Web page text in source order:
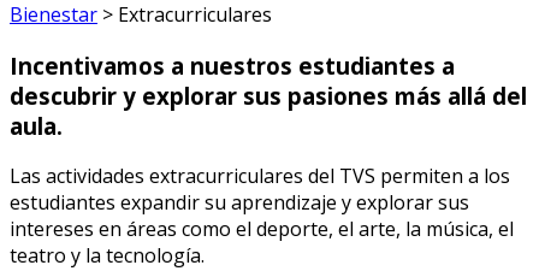
Bienestar > Extracurriculares
Incentivamos a nuestros estudiantes a
descubrir y explorar sus pasiones más allá del
aula.
Las actividades extracurriculares del TVS permiten a los
estudiantes expandir su aprendizaje y explorar sus
intereses en áreas como el deporte, el arte, la música, el
teatro y la tecnología.